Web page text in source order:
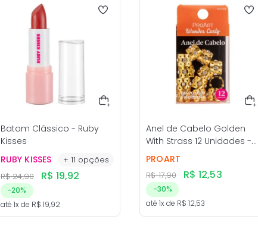
Batom Clássico - Ruby
Kisses
RUBY KISSES
+ 11 opções
R$ 24,90 R$ 19,92
-20%
até1x de R$ 19,92
Anel de Cabelo Golden
With Strass 12 Unidades -
ProArt
PROART
R$ 17,90 R$ 12,53
-30%
até1x de R$ 12,53